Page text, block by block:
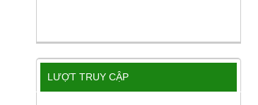
LƯỢT TRUY CẬP